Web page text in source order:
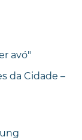
avó"
da Cidade –